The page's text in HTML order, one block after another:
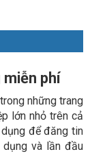
miễn phí
những trang
lớn nhỏ trên cả
để đăng tin
dụng và lần đầu